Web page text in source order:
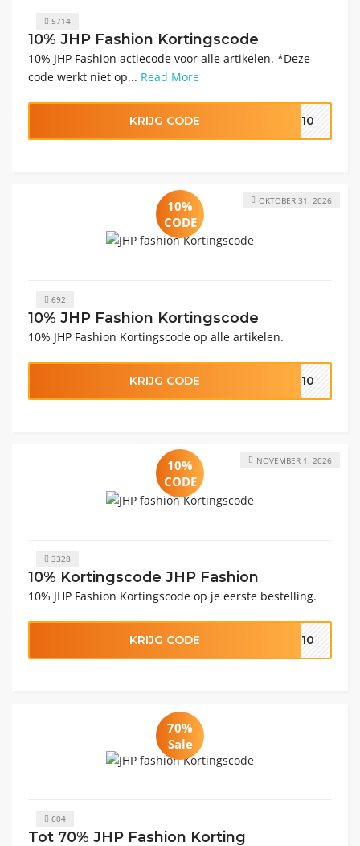
5714
10% JHP Fashion Kortingscode
10% JHP Fashion actiecode voor alle artikelen. *Deze
code werkt niet op... Read More
KRIJG CODE OM10
10%
CODE
692
10% JHP Fashion Kortingscode
10% JHP Fashion Kortingscode op alle artikelen.
OKTOBER 31, 2026
KRIJG CODE ER10
10%
CODE
3328
10% Kortingscode JHP Fashion
10% JHP Fashion Kortingscode op je eerste bestelling.
NOVEMBER 1, 2026
KRIJG CODE TE10
70%
Sale
604
Tot 70% JHP Fashion Korting